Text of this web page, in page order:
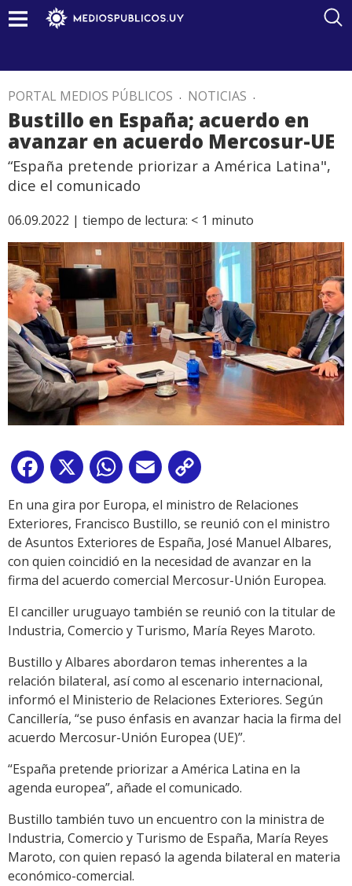
PORTAL MEDIOS PÚBLICOS . NOTICIAS .
Bustillo en España; acuerdo en
avanzar en acuerdo Mercosur-UE
“España pretende priorizar a América Latina",
dice el comunicado
06.09.2022 | tiempo de lectura: < 1 minuto
Facebook
X WhatsApp
Email
Link
En una gira por Europa, el ministro de Relaciones
Exteriores, Francisco Bustillo, se reunió con el ministro
de Asuntos Exteriores de España, José Manuel Albares,
con quien coincidió en la necesidad de avanzar en la
firma del acuerdo comercial Mercosur-Unión Europea.
El canciller uruguayo también se reunió con la titular de
Industria, Comercio y Turismo, María Reyes Maroto.
Bustillo y Albares abordaron temas inherentes a la
relación bilateral, así como al escenario internacional,
informó el Ministerio de Relaciones Exteriores. Según
Cancillería, “se puso énfasis en avanzar hacia la firma del
acuerdo Mercosur-Unión Europea (UE)”.
“España pretende priorizar a América Latina en la
agenda europea”, añade el comunicado.
Bustillo también tuvo un encuentro con la ministra de
Industria, Comercio y Turismo de España, María Reyes
Maroto, con quien repasó la agenda bilateral en materia
económico-comercial.